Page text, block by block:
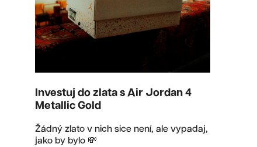
Investuj do zlata s Air Jordan 4
Metallic Gold
Žádný zlato v nich sice není, ale vypadaj,
jako by bylo 💸